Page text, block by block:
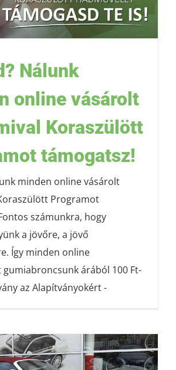
Nálunk
online vásárolt
Koraszülött
támogatsz!
minden online vásárolt
Programot
számunkra, hogy
a jövőre, a jövő
Így minden online
gumiabroncsunk árából 100 Ft-
az Alapítványokért -